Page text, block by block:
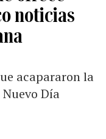
noticias
acapararon la
Día